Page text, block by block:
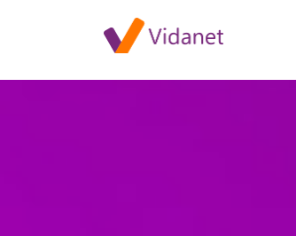
Szolgáltatás-kiesés